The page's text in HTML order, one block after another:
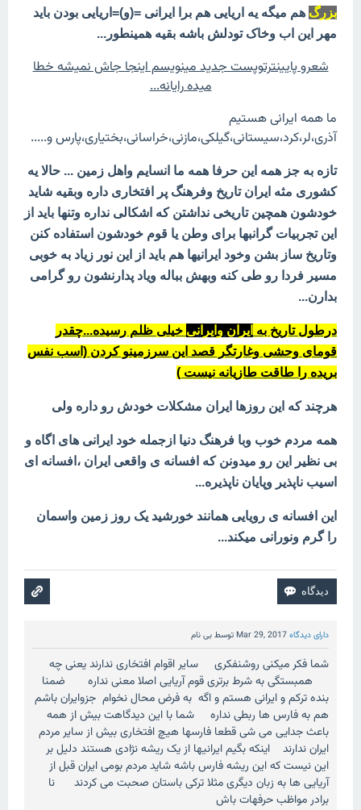
بزرگ هم میگه یه اریایی هم برا ایرانی =(و)=اریایی بودن باید
مهر این اب وخاک تودلش باشه بقیه همینطور...
شعرو پایینترتوپست جدید مینویسم اینجا جاش نمیشه خطا
میده رایانه...
ما همه ایرانی هستیم
آذری،لر،کرد،سیستانی،گیلکی،مازنی،خراسانی،بختیاری،پارس و.....
تازه به جز همه این حرفا همه ما انسایم واهل زمین ... حالا یه
کشوری مثه ایران تاریخ وفرهنگ پر افتخاری داره وبقیه شاید
خودشون همچین تاریخی نداشتن که اشکالی نداره وتنها باید از
این تجربیات گرانبها برای وطن یا قوم خودشون استفاده کنن
وتاریخ ساز بشن وخود ایرانیها هم باید از این نور زیاد به خوبی
مسیر فردا رو طی کنه وبهش بباله ویاد پدارنشون رو گرامی
بدارن...
درطول تاریخ به ایران وایرانی خیلی ظلم رسیده...چقدر
قومای وحشی وغارتگر قصد این سرزمینو کردن (اسب نفس
بریده را طاقت طازیانه نیست )
هرچند که این روزها ایران مشکلات خودش رو داره ولی
همه مردم خوب وبا فرهنگ دنیا ازجمله خود ایرانی های اگاه و
بی نظیر این رو میدونن که افسانه ی واقعی ایران ،افسانه ای
اسیب ناپذیر وپایان ناپذیره...
این افسانه ی رویایی همانند خورشید یک روز زمین واسمان
را گرم ونورانی میکند...
دارای دیدگاهMar 29, 2017توسطبی نام
شما فکر میکنی روشنفکری سایر اقوام افتخاری ندارند یعنی چه
همبستگی به شرط برتری قوم آریایی اصلا معنی نداره ضمنا
بنده ترکم و ایرانی هستم و اگه به فرض محال نخوام جزوایران باشم
هم به فارس ها ربطی نداره شما با این دیدگاهت بیش از همه
باعث جدایی می شی قطعا فارسها هیچ افتخاری بیش از سایر مردم
ایران ندارند اینکه بگیم ایرانیها از یک ریشه نژادی هستند دلیل بر
این نیست که این ریشه فارس باشه شاید مردم بومی ایران قبل از
آریایی ها به زبان دیگری مثلا ترکی باستان صحبت می کردند نا
برادر مواظب حرفهات باش